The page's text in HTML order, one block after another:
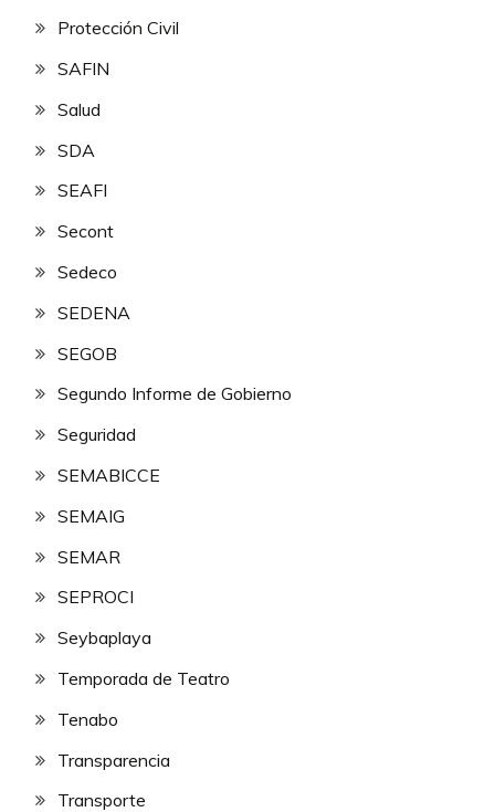
Protección Civil
SAFIN
Salud
SDA
SEAFI
Secont
Sedeco
SEDENA
SEGOB
Segundo Informe de Gobierno
Seguridad
SEMABICCE
SEMAIG
SEMAR
SEPROCI
Seybaplaya
Temporada de Teatro
Tenabo
Transparencia
Transporte